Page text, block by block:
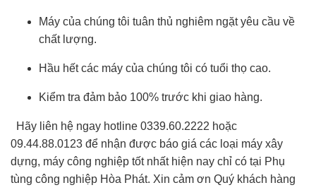
Máy của chúng tôi tuân thủ nghiêm ngặt yêu cầu về
chất lượng.
Hầu hết các máy của chúng tôi có tuổi thọ cao.
Kiểm tra đảm bảo 100% trước khi giao hàng.
Hãy liên hệ ngay hotline 0339.60.2222 hoặc
09.44.88.0123 để nhận được báo giá các loại máy xây
dựng, máy công nghiệp tốt nhất hiện nay chỉ có tại Phụ
tùng công nghiệp Hòa Phát. Xin cảm ơn Quý khách hàng